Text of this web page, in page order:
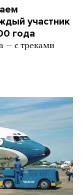
участник
года
— с треками